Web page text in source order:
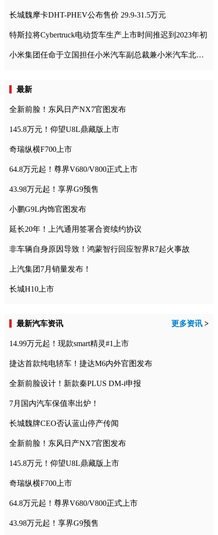
长城魏摩卡DHT-PHEV公布售价 29.9-31.5万元
特斯拉将Cybertruck电动货车生产上市时间推迟到2023年初
小米集团任命于立国担任小米汽车副总裁兼小米汽车北京总部政委
最新
全新前脸！东风日产NX7官图发布
145.8万元！仰望U8L鼎藏版上市
奇瑞纵横F700上市
64.8万元起！尊界V680/V800正式上市
43.98万元起！享界G9预售
小鹏G9L内饰官图发布
延长20年！上汽通用签署合资续约协议
非车辆自身原因导致！鸿蒙智行回应智界R7起火事故
上汽集团7月销量发布！
长城H10上市
最新汽车资讯 更多资讯 >
14.99万元起！现款smart精灵#1上市
捷达首款纯电轿车！捷达M6内外官图发布
全新前脸设计！新款秦PLUS DM-i申报
7月国内汽车保值率出炉！
长城魏牌CEO否认蓝山停产传闻
全新前脸！东风日产NX7官图发布
145.8万元！仰望U8L鼎藏版上市
奇瑞纵横F700上市
64.8万元起！尊界V680/V800正式上市
43.98万元起！享界G9预售